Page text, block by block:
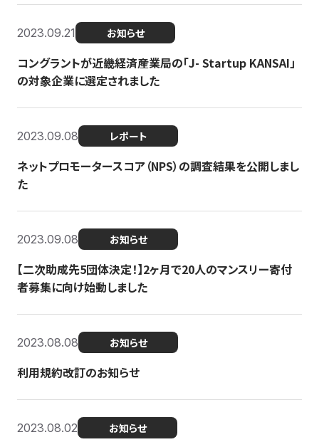
2023.09.21 お知らせ
コングラントが近畿経済産業局の「J- Startup KANSAI」
の対象企業に選定されました
2023.09.08 レポート
ネットプロモータースコア（NPS）の調査結果を公開しまし
た
2023.09.08 お知らせ
【二次助成先5団体決定！】2ヶ月で20人のマンスリー寄付
者募集に向け始動しました
2023.08.08 お知らせ
利用規約改訂のお知らせ
2023.08.02 お知らせ